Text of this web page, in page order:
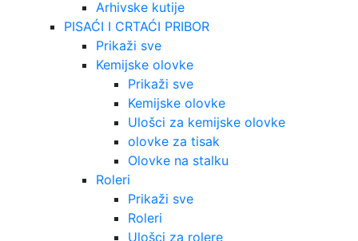
Arhivske kutije
PISAĆI I CRTAĆI PRIBOR
Prikaži sve
Kemijske olovke
Prikaži sve
Kemijske olovke
Ulošci za kemijske olovke
olovke za tisak
Olovke na stalku
Roleri
Prikaži sve
Roleri
Ulošci za rolere